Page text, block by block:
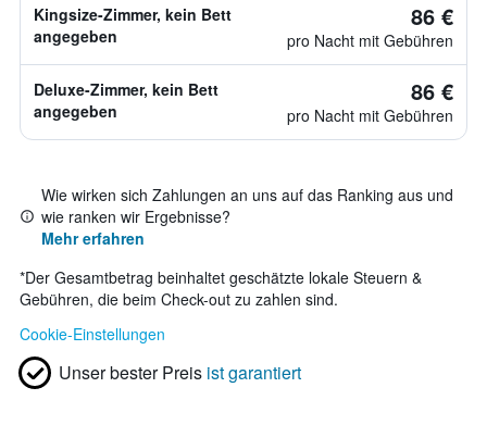
Kingsize-Zimmer, kein Bett
angegeben
86 €
pro Nacht mit Gebühren
Deluxe-Zimmer, kein Bett
angegeben
86 €
pro Nacht mit Gebühren
Wie wirken sich Zahlungen an uns auf das Ranking aus und
wie ranken wir Ergebnisse?
Mehr erfahren
*Der Gesamtbetrag beinhaltet geschätzte lokale Steuern &
Gebühren, die beim Check-out zu zahlen sind.
Cookie-Einstellungen
Unser bester Preis ist garantiert